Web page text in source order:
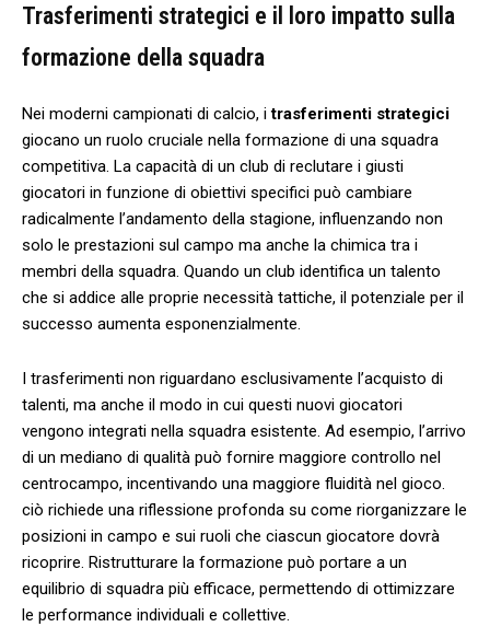
Trasferimenti strategici e il loro impatto sulla
formazione della squadra
Nei moderni campionati di calcio, itrasferimenti strategici
giocano un ruolo cruciale nella formazione di⁢ una squadra
competitiva. La capacità di un club di reclutare i giusti
giocatori in funzione di obiettivi⁢ specifici può ⁤cambiare
radicalmente l’andamento della stagione, influenzando non
solo le prestazioni sul campo ma anche la chimica tra i
membri della squadra. Quando un club identifica un talento
che si addice alle proprie necessità tattiche, il potenziale per il
successo aumenta esponenzialmente.
I trasferimenti non riguardano esclusivamente l’acquisto di
talenti, ma anche il modo in cui questi nuovi giocatori
vengono integrati nella squadra‍ esistente. Ad esempio, l’arrivo
di un⁣ mediano di qualità può fornire maggiore controllo nel
centrocampo, incentivando una maggiore fluidità nel gioco.
ciò richiede una riflessione profonda su come riorganizzare le
posizioni in campo e sui ruoli che ciascun giocatore dovrà
ricoprire. Ristrutturare la formazione può portare a un
equilibrio di squadra più efficace, permettendo di ottimizzare
le performance individuali e⁣ collettive.